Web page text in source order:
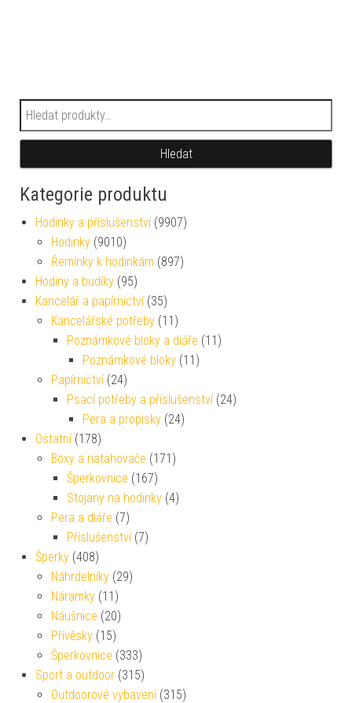
Hledat:
Hledat
Kategorie produktu
Hodinky a příslušenství (9907)
Hodinky (9010)
Řemínky k hodinkám (897)
Hodiny a budíky (95)
Kancelář a papírnictví (35)
Kancelářské potřeby (11)
Poznámkové bloky a diáře (11)
Poznámkové bloky (11)
Papírnictví (24)
Psací potřeby a příslušenství (24)
Pera a propisky (24)
Ostatní (178)
Boxy a natahovače (171)
Šperkovnice (167)
Stojany na hodinky (4)
Pera a diáře (7)
Příslušenství (7)
Šperky (408)
Náhrdelníky (29)
Náramky (11)
Náušnice (20)
Přívěsky (15)
Šperkovnice (333)
Sport a outdoor (315)
Outdoorové vybavení (315)